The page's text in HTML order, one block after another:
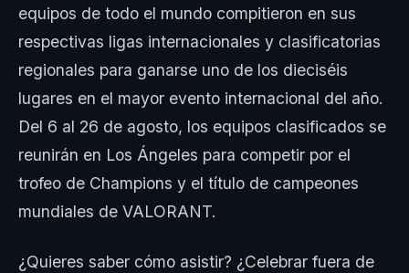
equipos de todo el mundo compitieron en sus
respectivas ligas internacionales y clasificatorias
regionales para ganarse uno de los dieciséis
lugares en el mayor evento internacional del año.
Del 6 al 26 de agosto, los equipos clasificados se
reunirán en Los Ángeles para competir por el
trofeo de Champions y el título de campeones
mundiales de VALORANT.
¿Quieres saber cómo asistir? ¿Celebrar fuera de